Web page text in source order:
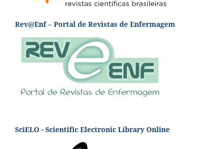
Rev@Enf – Portal de Revistas de Enfermagem
SciELO - Scientific Electronic Library Online